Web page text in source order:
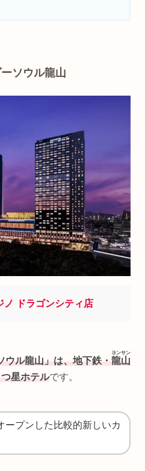
ソウル龍山
ノ ドラゴンシティ店
ウル龍山」は、地下鉄・龍山
ヨンサン
星ホテルです。
ープンした比較的新しいカ